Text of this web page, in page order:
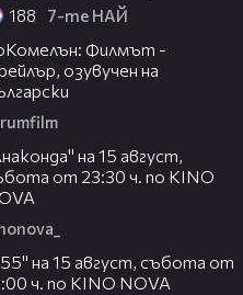
188 7-те НАЙ
Филмът -
озувучен на
на 15 август,
от 23:30 ч. по KINO
на 15 август, събота от
ч. по KINO NOVA